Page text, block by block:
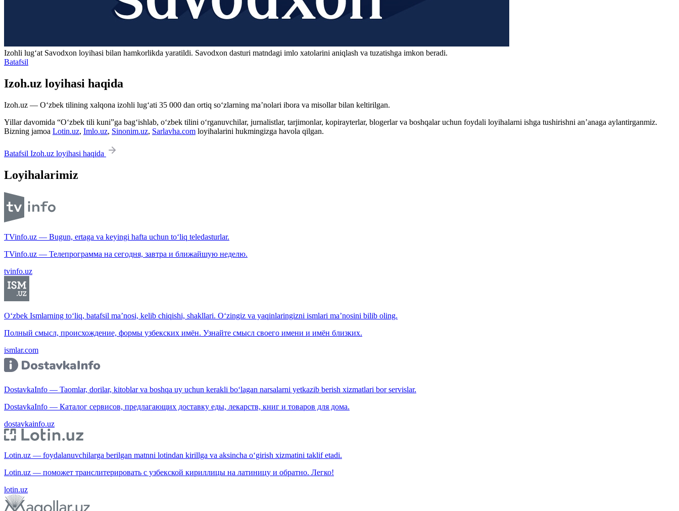
Izohli lugʻat Savodxon loyihasi bilan hamkorlikda yaratildi. Savodxon dasturi matndagi imlo xatolarini aniqlash va tuzatishga imkon beradi.
Batafsil
Izoh.uz loyihasi haqida
Izoh.uz — O‘zbek tilining xalqona izohli lug‘ati 35 000 dan ortiq so‘zlarning ma’nolari ibora va misollar bilan keltirilgan.
Yillar davomida “O‘zbek tili kuni”ga bag‘ishlab, o‘zbek tilini o‘rganuvchilar, jurnalistlar, tarjimonlar, kopirayterlar, blogerlar va boshqalar uchun foydali loyihalarni ishga tushirishni an’anaga aylantirganmiz.
Bizning jamoa Lotin.uz, Imlo.uz, Sinonim.uz, Sarlavha.com loyihalarini hukmingizga havola qilgan.
Batafsil Izoh.uz loyihasi haqida
Loyihalarimiz
TVinfo.uz — Bugun, ertaga va keyingi hafta uchun to‘liq teledasturlar.
TVinfo.uz — Телепрограмма на сегодня, завтра и ближайшую неделю.
tvinfo.uz
O‘zbek Ismlarning to‘liq, batafsil ma’nosi, kelib chiqishi, shakllari. O‘zingiz va yaqinlaringizni ismlari ma’nosini bilib oling.
Полный смысл, происхождение, формы узбекских имён. Узнайте смысл своего имени и имён близких.
ismlar.com
DostavkaInfo — Taomlar, dorilar, kitoblar va boshqa uy uchun kerakli bo‘lagan narsalarni yetkazib berish xizmatlari bor servislar.
DostavkaInfo — Каталог сервисов, предлагающих доставку еды, лекарств, книг и товаров для дома.
dostavkainfo.uz
Lotin.uz — foydalanuvchilarga berilgan matnni lotindan kirillga va aksincha o‘girish xizmatini taklif etadi.
Lotin.uz — поможет транслитерировать с узбекской кириллицы на латиницу и обратно. Легко!
lotin.uz